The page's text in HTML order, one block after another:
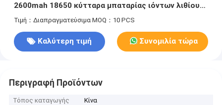
2600mah 18650 κύτταρα μπαταρίας ιόντων λιθίου
18650 προσαρμοσμένη μπαταρία
Τιμή：Διαπραγματεύσιμα MOQ：10 PCS
Καλύτερη τιμή Συνομιλία τώρα
Περιγραφή Προϊόντων
Τόπος καταγωγής
Κίνα